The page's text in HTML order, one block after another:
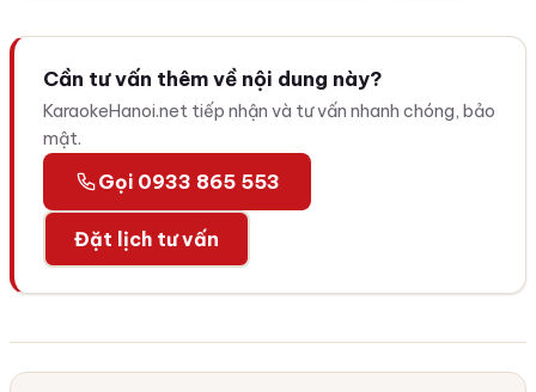
Cần tư vấn thêm về nội dung này?
KaraokeHanoi.net tiếp nhận và tư vấn nhanh chóng, bảo
mật.
Gọi 0933 865 553
Đặt lịch tư vấn